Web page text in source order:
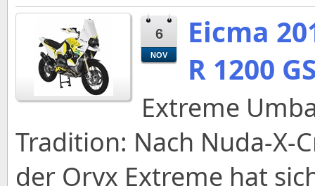
6
NOV
Eicma
R 1200
Extreme
Tradition: Nach Nuda-X-
der Oryx Extreme hat